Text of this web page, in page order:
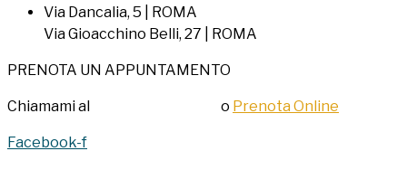
Via Dancalia, 5 | ROMA
Via Gioacchino Belli, 27 | ROMA
PRENOTA UN APPUNTAMENTO
Chiamami al o Prenota Online
Facebook-f